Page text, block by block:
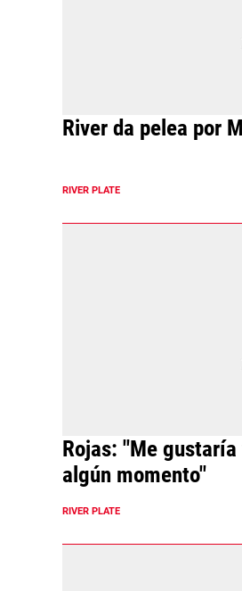
River da pelea por
RIVER PLATE
Rojas: "Me
algún momento"
RIVER PLATE